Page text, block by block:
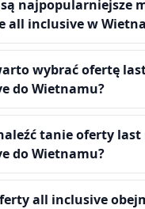
są najpopularniejsze
all inclusive w
wybrać ofertę
do Wietnamu?
tanie oferty
do Wietnamu?
all inclusive